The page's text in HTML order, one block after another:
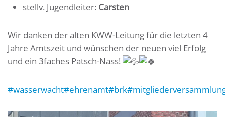
stellv. Jugendleiter: Carsten
Wir danken der alten KWW-Leitung für die letzten 4
Jahre Amtszeit und wünschen der neuen viel Erfolg
und ein 3faches Patsch-Nass!
#wasserwacht#ehrenamt#brk